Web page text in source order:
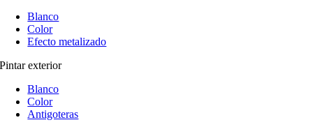
Blanco
Color
Efecto metalizado
Pintar exterior
Blanco
Color
Antigoteras